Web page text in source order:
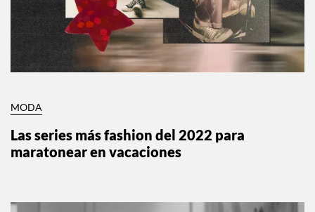
MODA
Las series más fashion del 2022 para
maratonear en vacaciones